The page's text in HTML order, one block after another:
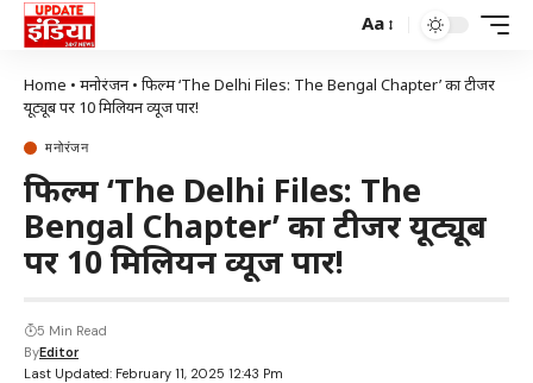
Aa
Home • मनोरंजन• फिल्म ‘The Delhi Files: The Bengal Chapter’ का टीजर
यूट्यूब पर 10 मिलियन व्यूज पार!
मनोरंजन
फिल्म ‘The Delhi Files: The
Bengal Chapter’ का टीजर यूट्यूब
पर 10 मिलियन व्यूज पार!
Last Updated: February 11, 2025 12:43 Pm
ByEditor
5 Min Read